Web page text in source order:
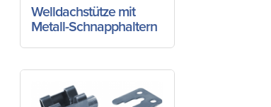
Welldachstütze mit
Metall-Schnapphaltern